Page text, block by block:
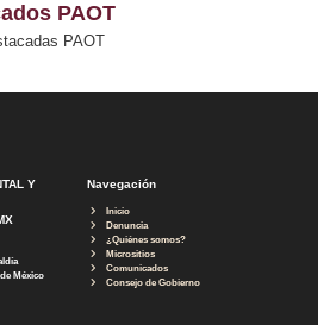
PAOT
PAOT
Y
México
Navegación
Inicio
Denuncia
¿Quiénes somos?
Micrositios
Comunicados
Consejo de Gobierno